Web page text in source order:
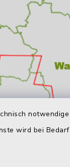
wird bei